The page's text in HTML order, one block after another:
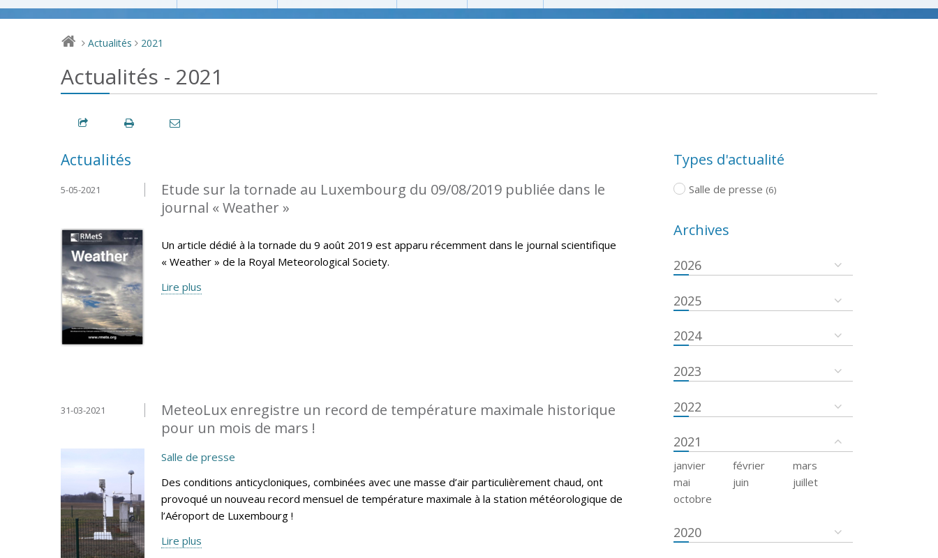
> Actualités > 2021
Actualités - 2021
Actualités
Etude sur la tornade au Luxembourg du 09/08/2019 publiée dans le
journal « Weather »
5-05-2021
Un article dédié à la tornade du 9 août 2019 est apparu récemment dans le journal scientifique
« Weather » de la Royal Meteorological Society.
Lire plus
MeteoLux enregistre un record de température maximale historique
pour un mois de mars !
31-03-2021
Salle de presse
Des conditions anticycloniques, combinées avec une masse d’air particulièrement chaud, ont
provoqué un nouveau record mensuel de température maximale à la station météorologique de
l’Aéroport de Luxembourg !
Lire plus
Types d'actualité
Salle de presse (6)
Archives
2026
2025
2024
2023
2022
2021
janvier février
mars
mai
juin
juillet
octobre
2020